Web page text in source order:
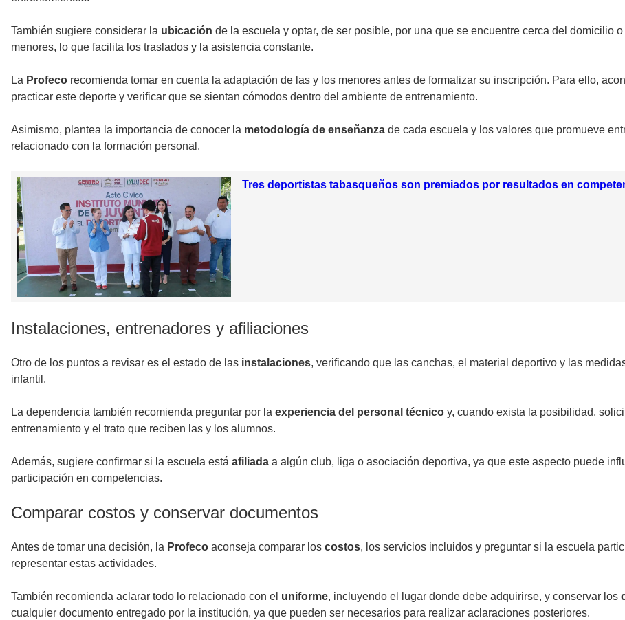
También sugiere considerar la ubicación de la escuela y optar, de ser posible, por una que se encuentre cerca del domicilio
menores, lo que facilita los traslados y la asistencia constante.
La Profeco recomienda tomar en cuenta la adaptación de las y los menores antes de formalizar su inscripción. Para ello,
practicar este deporte y verificar que se sientan cómodos dentro del ambiente de entrenamiento.
Asimismo, plantea la importancia de conocer la metodología de enseñanza de cada escuela y los valores que promueve
relacionado con la formación personal.
Tres deportistas tabasqueños son premiados por resultados en
Instalaciones, entrenadores y afiliaciones
Otro de los puntos a revisar es el estado de las instalaciones, verificando que las canchas, el material deportivo y las
infantil.
La dependencia también recomienda preguntar por la experiencia del personal técnico y, cuando exista la posibilidad,
entrenamiento y el trato que reciben las y los alumnos.
Además, sugiere confirmar si la escuela está afiliada a algún club, liga o asociación deportiva, ya que este aspecto puede
participación en competencias.
Comparar costos y conservar documentos
Antes de tomar una decisión, la Profeco aconseja comparar los costos, los servicios incluidos y preguntar si la escuela
representar estas actividades.
También recomienda aclarar todo lo relacionado con el uniforme, incluyendo el lugar donde debe adquirirse, y conservar los
cualquier documento entregado por la institución, ya que pueden ser necesarios para realizar aclaraciones posteriores.